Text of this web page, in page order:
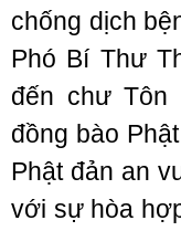
chống dịch
Phó Bí Thư
đến chư Tôn
đồng bào
Phật đản an
với sự hòa